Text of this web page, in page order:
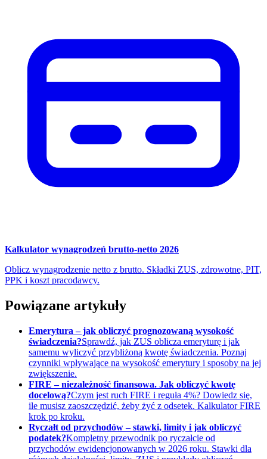
Kalkulator wynagrodzeń brutto-netto 2026
Oblicz wynagrodzenie netto z brutto. Składki ZUS, zdrowotne, PIT,
PPK i koszt pracodawcy.
Powiązane artykuły
Emerytura – jak obliczyć prognozowaną wysokość
świadczenia?Sprawdź, jak ZUS oblicza emeryturę i jak
samemu wyliczyć przybliżoną kwotę świadczenia. Poznaj
czynniki wpływające na wysokość emerytury i sposoby na jej
zwiększenie.
FIRE – niezależność finansowa. Jak obliczyć kwotę
docelową?Czym jest ruch FIRE i reguła 4%? Dowiedz się,
ile musisz zaoszczędzić, żeby żyć z odsetek. Kalkulator FIRE
krok po kroku.
Ryczałt od przychodów – stawki, limity i jak obliczyć
podatek?Kompletny przewodnik po ryczałcie od
przychodów ewidencjonowanych w 2026 roku. Stawki dla